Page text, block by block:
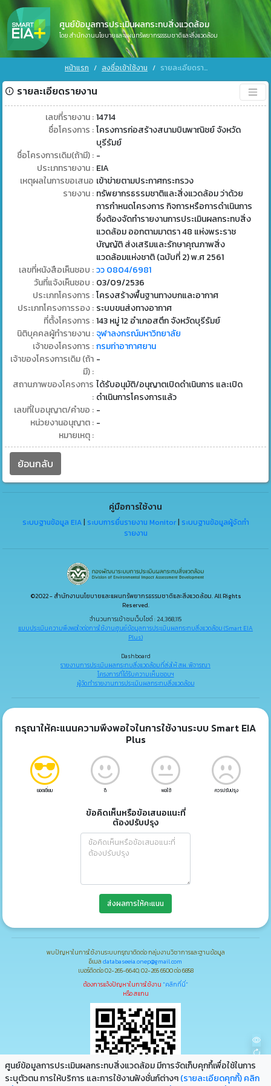
ศูนย์ข้อมูลการประเมินผลกระทบสิ่งแวดล้อม มีการจัดเก็บคุกกึ้เพื่อใช้ในการ
ระบุตัวตน การให้บริการ และการใช้งานฟังชั่นก์ต่างๆ(รายละเอียดคุกกี้)คลิก
ศูนย์ข้อมูลการประเมินผลกระทบสิ่งแวดล้อม
โดย สำนักงานนโยบายและแผนทรัพยากรธรรมชาติและสิ่งแวดล้อม
หน้าแรก ลงชื่อเข้าใช้งาน รายละเอียดรายงาน
รายละเอียดรายงาน
เลขที่รายงาน : 14714
ชื่อโครงการ : โครงการก่อสร้างสนามบินพาณิชย์ จังหวัด
บุรีรัมย์
ชื่อโครงการเดิม(ถ้ามี) : -
ประเภทรายงาน : EIA
เหตุผลในการขอเสนอ
รายงาน :
เข้าข่ายตามประกาศกระทรวง
ทรัพยากรธรรมชาติและสิ่งแวดล้อม ว่าด้วย
การกำหนดโครงการ กิจการหรือการดำเนินการ
ซึ่งต้องจัดทำรายงานการประเมินผลกระทบสิ่ง
แวดล้อม ออกตามมาตรา 48 แห่งพระราช
บัญญัติ ส่งเสริมและรักษาคุณภาพสิ่ง
แวดล้อมแห่งชาติ (ฉบับที่ 2) พ.ศ 2561
เลขที่หนังสือเห็นชอบ : วว 0804/6981
วันที่แจ้งเห็นชอบ : 03/09/2536
ประเภทโครงการ : โครงสร้างพื้นฐานทางบกและอากาศ
ประเภทโครงการรอง : ระบบขนส่งทางอากาศ
ที่ตั้งโครงการ : 143 หมู่ 12 อำเภอสตึก จังหวัดบุรีรัมย์
นิติบุคคลผู้ทำรายงาน : จุฬาลงกรณ์มหาวิทยาลัย
เจ้าของโครงการ : กรมท่าอากาศยาน
เจ้าของโครงการเดิม (ถ้า
มี) :
-
สถานภาพของโครงการ
:
ได้รับอนุมัติ/อนุญาตเปิดดำเนินการ และเปิด
ดำเนินการโครงการแล้ว
เลขที่ใบอนุญาต/คำขอ : -
หน่วยงานอนุญาต : -
หมายเหตุ :
ย้อนกลับ
คู่มือการใช้งาน
ระบบฐานข้อมูล EIA| ระบบการยื่นรายงาน Monitor| ระบบฐานข้อมูลผู้จัดทำ
รายงาน
©2022 - สำนักงานนโยบายและแผนทรัพยากรธรรมชาติและสิ่งแวดล้อม. All Rights
Reserved.
จำนวนการเข้าชมเว็บไซต์ : 24,368,115
แบบประเมินความพึงพอใจต่อการใช้งานศูนย์ข้อมูลการประเมินผลกระทบสิ่งแวดล้อม (Smart EIA
Plus)
Dashboard
รายงานการประเมินผลกระทบสิ่งแวดล้อมที่ส่งให้ สผ. พิจารณา
โครงการที่ได้รับความเห็นชอบฯ
ผู้จัดทำรายงานการประเมินผลกระทบสิ่งแวดล้อม
กรุณาให้คะแนนความพึงพอใจในการใช้งานระบบ Smart EIA
Plus
ยอดเยี่ยม ดี พอใช้ ควรปรับปรุง
ข้อคิดเห็นหรือข้อเสนอแนะที่
ต้องปรับปรุง
ส่งผลการให้คะแนน
พบปัญหาในการใช้งานระบบกรุณาติดต่อ กลุ่มงานวิชาการและฐานข้อมูล
อีเมล databaseeia.onep@gmail.com
เบอร์ติดต่อ 02-265-6640, 02-265 6500 ต่อ 6858
ต้องการแจ้งปัญหาในการใช้งาน "คลิกที่นี่"
หรือ สแกน